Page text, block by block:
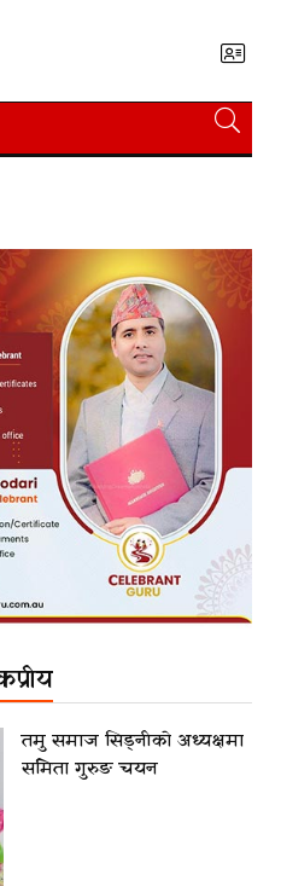
तमु समाज सिड्नीको अध्यक्षमा
समिता गुरुङ चयन